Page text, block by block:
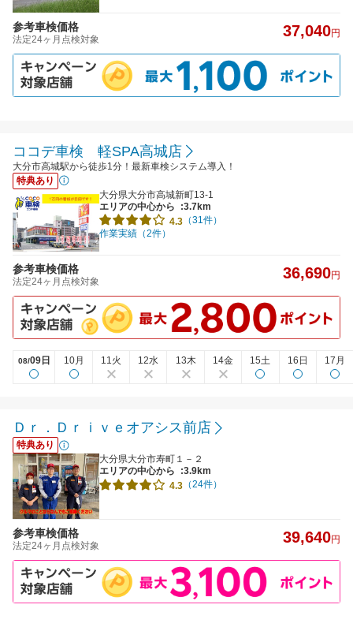
参考車検価格
法定24ヶ月点検対象 37,040円
ココデ車検 軽SPA高城店
大分市高城駅から徒歩1分！最新車検システム導入！
特典あり
大分県大分市高城新町13-1
エリアの中心から
:3.7km
4.3 （31件）
作業実績（2件）
参考車検価格
法定24ヶ月点検対象 36,690円
08/09日 10月 11火 12水 13木 14金 15土 16日 17月
Ｄｒ．Ｄｒｉｖｅオアシス前店
特典あり
大分県大分市寿町１－２
エリアの中心から
:3.9km
4.3 （24件）
参考車検価格
法定24ヶ月点検対象 39,640円